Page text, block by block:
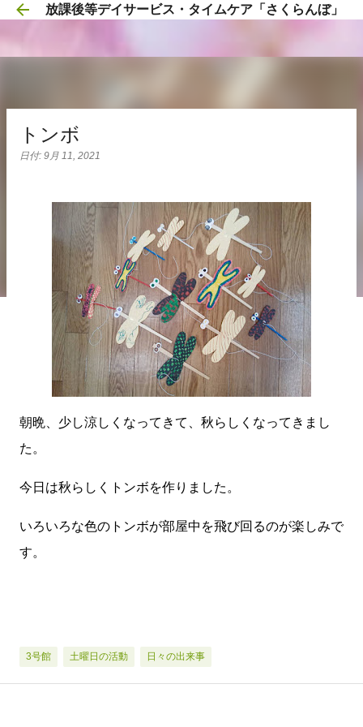
スキップしてメイン コンテンツに移動
放課後等デイサービス・タイムケア「さくらんぼ」
トンボ
日付: 9月 11, 2021
朝晩、少し涼しくなってきて、秋らしくなってきまし
た。
今日は秋らしくトンボを作りました。
いろいろな色のトンボが部屋中を飛び回るのが楽しみで
す。
3号館 土曜日の活動 日々の出来事